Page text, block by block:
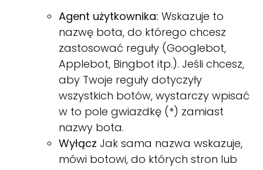
Agent użytkownika: Wskazuje to
nazwę bota, do którego chcesz
zastosować reguły (Googlebot,
Applebot, Bingbot itp.). Jeśli chcesz,
aby Twoje reguły dotyczyły
wszystkich botów, wystarczy wpisać
w to pole gwiazdkę (*) zamiast
nazwy bota.
Wyłącz Jak sama nazwa wskazuje,
mówi botowi, do których stron lub